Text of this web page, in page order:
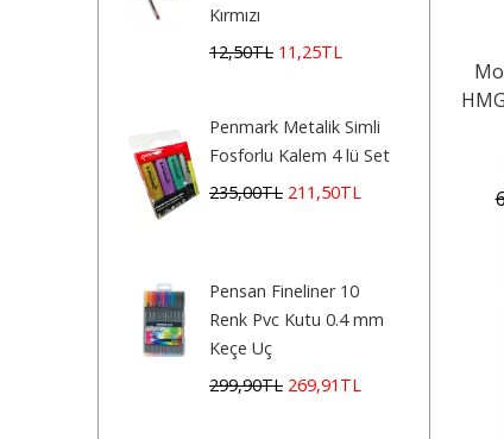
Kırmızı
12,50TL 11 ,25TL
Penmark Metalik Simli
Fosforlu Kalem 4 lü Set
235,00TL 211 ,50TL
Pensan Fineliner 10
Renk Pvc Kutu 0.4 mm
Keçe Uç
299,90TL 269,91 TL